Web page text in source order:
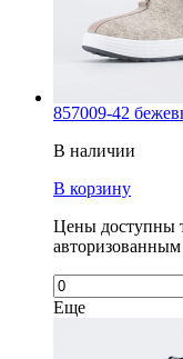
857009-42
В наличии
В корзину
Цены доступны
авторизованным
Еще